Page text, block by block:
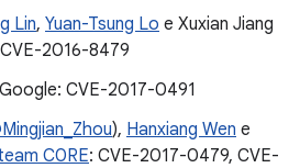
Lin, Yuan-Tsung Lo e Xuxian Jiang
2016-8479
CVE-2017-0491
), Hanxiang Wen e
C0RE: CVE-2017-0479, CVE-